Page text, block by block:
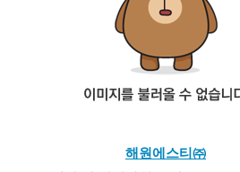
해원에스티㈜